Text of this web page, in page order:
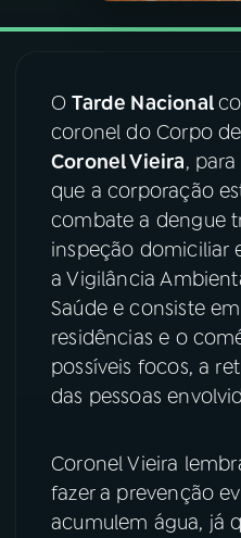
07ÚLTIMAS
08FESTIVAL DE
ACOMPANHE A RÁDIO
YouTube
Instagram
OTarde Nacional
coronel do Corpo
Coronel Vieira,
que a corporação
combate a dengue
inspeção domiciliar
a Vigilância
Saúde e consiste
residências e o
possíveis focos, a
das pessoas
Coronel Vieira
fazer a prevenção
acumulem água, já